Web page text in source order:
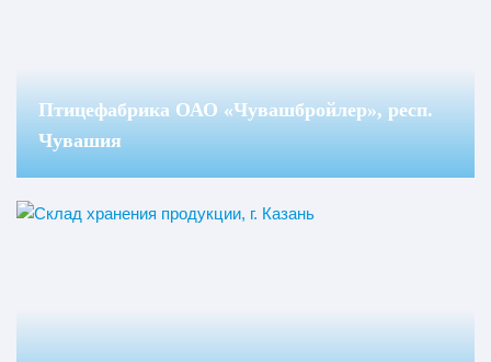
Птицефабрика ОАО «Чувашбройлер», респ.
Чувашия